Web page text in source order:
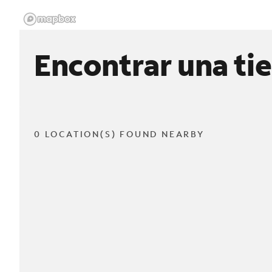
Encontrar una
0 LOCATION(S) FOUND NEARBY